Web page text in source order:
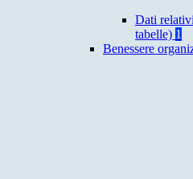
Dati
tabelle) 1
Benessere